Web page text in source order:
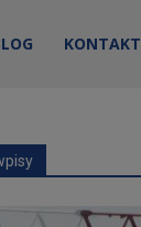
KONTAKT